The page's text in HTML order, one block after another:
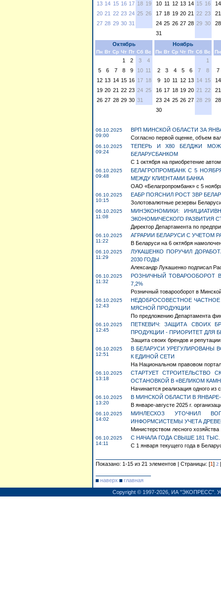
13 14 15 16 17 18 19
20 21 22 23 24 25 26
27 28 29 30 31
10 11 12 13 14 15 16
17 18 19 20 21 22 23
24 25 26 27 28 29 30
31
14
21
28
Октябрь
Пн Вт Ср Чт Пт Сб Вс
1 2 3
4
5
6 7 8 9 10 11
12 13 14 15 16 17 18
19 20 21 22 23 24 25
26 27 28 29 30 31
Ноябрь
Пн Вт Ср Чт Пт Сб Вс
1
2
3 4 5 6 7
8
9
10 11 12 13 14 15
16 17 18 19 20 21 22
23 24 25 26 27 28 29
30
Пн
7
14
21
28
06.10.2025
09:00
ВРП МИНСКОЙ ОБЛАСТИ ЗА
Согласно первой оценке, объем
06.10.2025
09:24
ТЕПЕРЬ И X80 БЕЛДЖИ
БЕЛАРУСБАНКОМ
С 1 октября на приобретение
06.10.2025
09:48
БЕЛАГРОПРОМБАНК С 5
МЕЖДУ КЛИЕНТАМИ БАНКА
ОАО «Белагропромбанк» с 5
06.10.2025
10:15
ЕАБР ПОЯСНИЛ РОСТ ЗВР
Золотовалютные резервы
06.10.2025
11:08
МИНЭКОНОМИКИ:
ЭКОНОМИЧЕСКОГО РАЗВИТИЯ
Директор Департамента по
06.10.2025
11:22
АГРАРИИ БЕЛАРУСИ С УЧЕТОМ
В Беларуси на 6 октября
06.10.2025
11:29
ЛУКАШЕНКО ПОРУЧИЛ
2030 ГОДЫ
Александр Лукашенко подписал
06.10.2025
11:32
РОЗНИЧНЫЙ ТОВАРООБОРОТ
7,2%
Розничный товарооборот в
06.10.2025
12:43
НЕДОБРОСОВЕСТНОЕ ЧАСТНОЕ
МЯСНОЙ ПРОДУКЦИИ
По предложению Департамента
06.10.2025
12:45
ПЕТКЕВИЧ: ЗАЩИТА СВОИХ
ПРОДУКЦИИ - ПРИОРИТЕТ ДЛЯ
Защита своих брендов и
06.10.2025
12:51
В БЕЛАРУСИ УРЕГУЛИРОВАНЫ
К ЕДИНОЙ СЕТИ
На Национальном правовом
06.10.2025
13:18
СТАРТУЕТ СТРОИТЕЛЬСТВО
ОСТАНОВКОЙ В «ВЕЛИКОМ
Начинается реализация одного
06.10.2025
13:20
В МИНСКОЙ ОБЛАСТИ В
В январе-августе 2025 г.
06.10.2025
14:02
МИНЛЕСХОЗ УТОЧНИЛ
ИНФОРМСИСТЕМЫ УЧЕТА
Министерством лесного
06.10.2025
14:11
С НАЧАЛА ГОДА СВЫШЕ 181
С 1 января текущего года в
Показано: 1-15 из 21 элементов | Страницы: [1] 2 |
наверх
главная
Copyright © 1997-2026, ИА "ЭКОПРЕСС".